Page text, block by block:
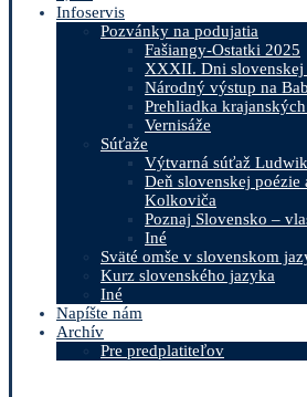
Infoservis
Pozvánky na podujatia
Fašiangy-Ostatki 2025
XXXII. Dni
Národný výstup na
Prehliadka
Vernisáže
Súťaže
Výtvarná súťaž
Deň slovenskej poézie
Kolkoviča
Poznaj Slovensko –
Iné
Sväté omše v slovenskom
Kurz slovenského jazyka
Iné
Napíšte nám
Archív
Pre predplatiteľov